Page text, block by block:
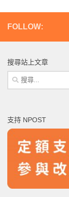
FOLLOW:
搜尋站上文章
搜
尋
字:
支持 NPOST